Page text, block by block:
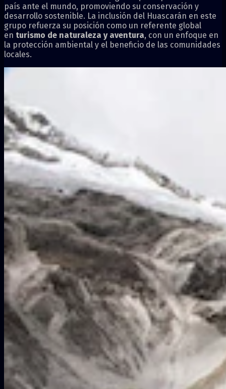
país ante el mundo, promoviendo su conservación y
desarrollo sostenible. La inclusión del Huascarán en este
grupo refuerza su posición como un referente global
en turismo de naturaleza y aventura, con un enfoque en
la protección ambiental y el beneficio de las comunidades
locales.